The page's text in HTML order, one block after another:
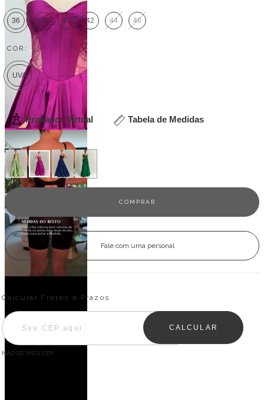
36 38 40 42 44 46
COR:
UVA
Provador Virtual Tabela de Medidas
Veja outras opções
Fale com uma personal
Entregas para o CEP:
Calcular Fretes e Prazos
CALCULAR
NÃO SEI MEU CEP